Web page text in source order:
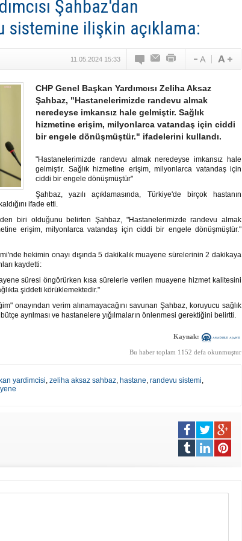
Şahbaz'dan
sistemine ilişkin açıklama:
11.05.2024 15:33
CHP Genel Başkan Yardımcısı Zeliha Aksaz
Şahbaz, "Hastanelerimizde randevu almak
neredeyse imkansız hale gelmiştir. Sağlık
hizmetine erişim, milyonlarca vatandaş için ciddi
bir engele dönüşmüştür." ifadelerini kullandı.
"Hastanelerimizde randevu almak neredeyse imkansız hale
gelmiştir. Sağlık hizmetine erişim, milyonlarca vatandaş için
ciddi bir engele dönüşmüştür"
Şahbaz, yazılı açıklamasında, Türkiye'de birçok hastanın
ifade etti.
biri olduğunu belirten Şahbaz, "Hastanelerimizde randevu almak
erişim, milyonlarca vatandaş için ciddi bir engele dönüşmüştür."
hekimin onayı dışında 5 dakikalık muayene sürelerinin 2 dakikaya
kaydetti:
süresi öngörürken kısa sürelerle verilen muayene hizmet kalitesini
şiddeti körüklemektedir."
onayından verim alınamayacağını savunan Şahbaz, koruyucu sağlık
ayrılması ve hastanelere yığılmaların önlenmesi gerektiğini belirtti.
Kaynak:
Bu haber toplam 1152 defa okunmuştur
yardimcisi, zeliha aksaz sahbaz, hastane, randevu sistemi,